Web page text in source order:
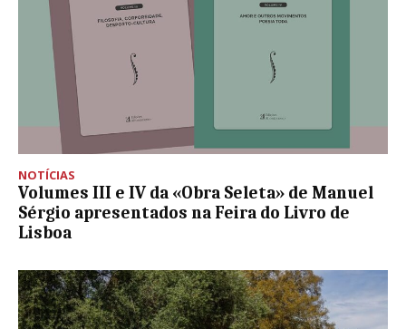
NOTÍCIAS
Volumes III e IV da «Obra Seleta» de Manuel
Sérgio apresentados na Feira do Livro de
Lisboa